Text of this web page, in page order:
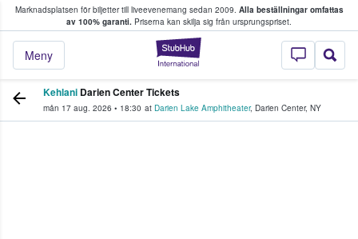
Marknadsplatsen för biljetter till liveevenemang sedan 2009. Alla beställningar omfattas
av 100% garanti. Priserna kan skilja sig från ursprungspriset.
StubHub – där
Meny
köper och säljer biljetter.
Kehlani Darien Center Tickets
mån 17 aug. 2026 • 18:30 at Darien Lake Amphitheater, Darien Center, NY